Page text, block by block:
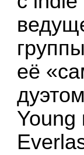
её
Young